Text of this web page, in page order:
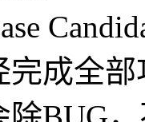
完成全